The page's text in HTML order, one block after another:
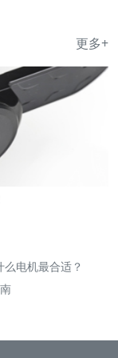
更多+
电机最合适？